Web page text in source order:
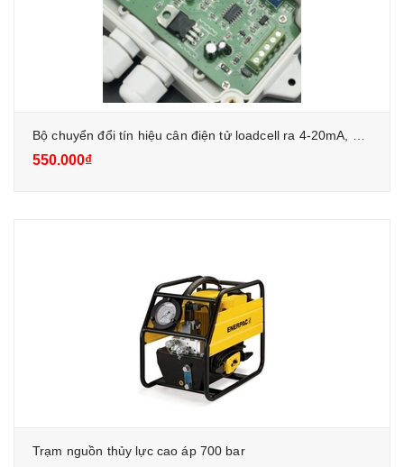
550.000₫
Trạm nguồn thủy lực cao áp 700 bar